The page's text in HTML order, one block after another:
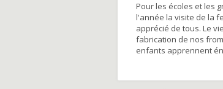
Pour les écoles et les
l'année la visite de la
apprécié de tous. Le
fabrication de nos
enfants apprennent